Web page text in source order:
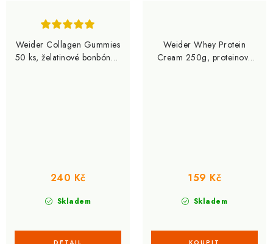
Weider Collagen Gummies
50 ks, želatinové bonbóny s
Skladem
240 Kč
Weider Whey Protein
Cream 250g, proteinový
Skladem
159 Kč